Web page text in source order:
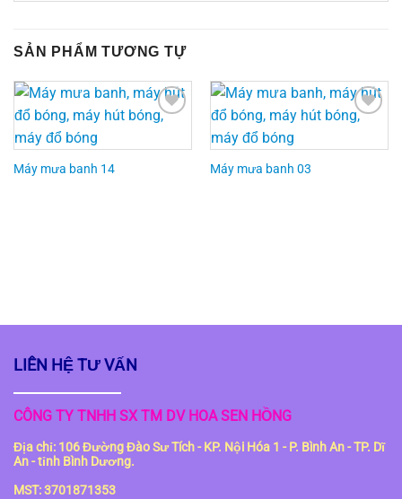
SẢN PHẨM TƯƠNG TỰ
Add to
Máy mưa banh 14
Add to
Máy mưa banh 03
LIÊN HỆ TƯ VẤN
CÔNG TY TNHH SX TM DV HOA SEN HỒNG
Địa chỉ: 106 Đường Đào Sư Tích - KP. Nội Hóa 1 - P. Bình An - TP. Dĩ
An - tỉnh Bình Dương.
MST: 3701871353